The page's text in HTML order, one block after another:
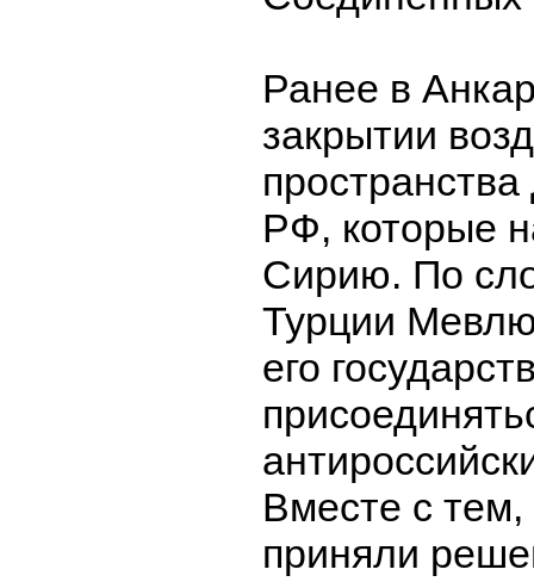
Ранее в
закрытии
РФ, которые
Сирию. По
Турции
его
Вместе с
приняли